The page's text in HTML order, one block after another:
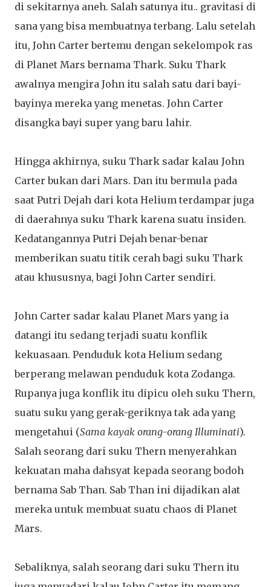
di sekitarnya aneh. Salah satunya itu.. gravitasi di
sana yang bisa membuatnya terbang. Lalu setelah
itu, John Carter bertemu dengan sekelompok ras
di Planet Mars bernama Thark. Suku Thark
awalnya mengira John itu salah satu dari bayi-
bayinya mereka yang menetas. John Carter
disangka bayi super yang baru lahir.
Hingga akhirnya, suku Thark sadar kalau John
Carter bukan dari Mars. Dan itu bermula pada
saat Putri Dejah dari kota Helium terdampar juga
di daerahnya suku Thark karena suatu insiden.
Kedatangannya Putri Dejah benar-benar
memberikan suatu titik cerah bagi suku Thark
atau khususnya, bagi John Carter sendiri.
John Carter sadar kalau Planet Mars yang ia
datangi itu sedang terjadi suatu konflik
kekuasaan. Penduduk kota Helium sedang
berperang melawan penduduk kota Zodanga.
Rupanya juga konflik itu dipicu oleh suku Thern,
suatu suku yang gerak-geriknya tak ada yang
mengetahui (Sama kayak orang-orang Illuminati).
Salah seorang dari suku Thern menyerahkan
kekuatan maha dahsyat kepada seorang bodoh
bernama Sab Than. Sab Than ini dijadikan alat
mereka untuk membuat suatu chaos di Planet
Mars.
Sebaliknya, salah seorang dari suku Thern itu